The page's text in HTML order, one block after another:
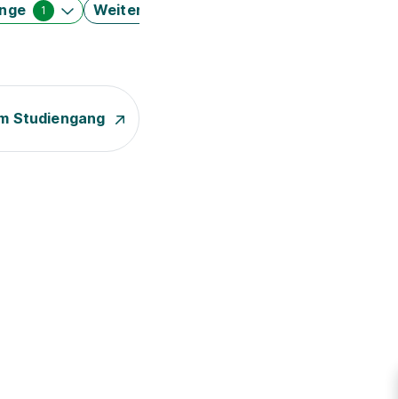
1 Weitere Filter
Studiengang